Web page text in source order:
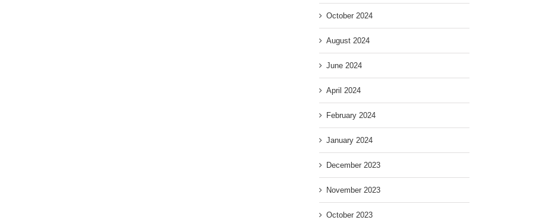
October 2024
August 2024
June 2024
April 2024
February 2024
January 2024
December 2023
November 2023
October 2023